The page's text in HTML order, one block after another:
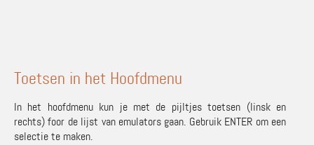
Toetsen in het Hoofdmenu
In het hoofdmenu kun je met de pijltjes toetsen (linsk en
rechts) foor de lijst van emulators gaan. Gebruik ENTER om een
selectie te maken.